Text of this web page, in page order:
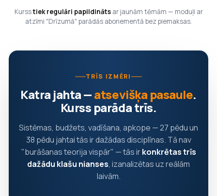
Kursstiek regulāri papildinātsar jaunām tēmām — moduļi ar
atzīmi "Drīzumā" parādās abonementā bez piemaksas.
TRĪS IZMĒRI
Katra jahta —atsevišķa pasaule.
Kurss parāda trīs.
Sistēmas, budžets, vadīšana, apkope — 27 pēdu un
38 pēdu jahtai tās ir dažādas disciplīnas. Tā nav
"burāšanas teorija vispār" — tās irkonkrētas trīs
dažādu klašu nianses, izanalizētas uz reālām
laivām.